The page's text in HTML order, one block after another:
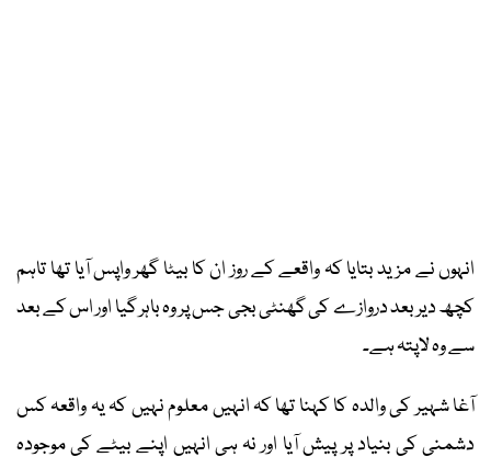
انہوں نے مزید بتایا کہ واقعے کے روز ان کا بیٹا گھر واپس آیا تھا تاہم
کچھ دیر بعد دروازے کی گھنٹی بجی جس پر وہ باہر گیا اور اس کے بعد
سے وہ لاپتہ ہے۔
آغا شہیر کی والدہ کا کہنا تھا کہ انہیں معلوم نہیں کہ یہ واقعہ کس
دشمنی کی بنیاد پر پیش آیا اور نہ ہی انہیں اپنے بیٹے کی موجودہ